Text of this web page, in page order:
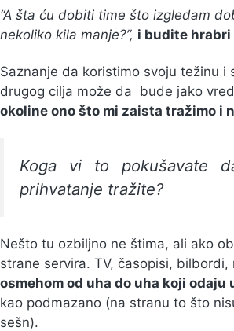
“A šta ću dobiti time što izgledam
nekoliko kila manje?”, i budite hrabri
Saznanje da koristimo svoju težinu
drugog cilja može da bude jako
okoline ono što mi zaista tražimo i
Koga vi to pokušavate
prihvatanje tražite?
Nešto tu ozbiljno ne štima, ali ako
strane servira. TV, časopisi,
osmehom od uha do uha koji
kao podmazano (na stranu to što
sešn).